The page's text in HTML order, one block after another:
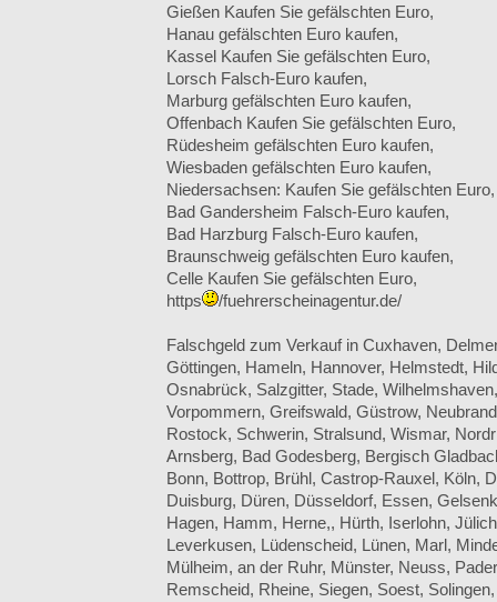
Gießen Kaufen Sie gefälschten Euro,
Hanau gefälschten Euro kaufen,
Kassel Kaufen Sie gefälschten Euro,
Lorsch Falsch-Euro kaufen,
Marburg gefälschten Euro kaufen,
Offenbach Kaufen Sie gefälschten Euro,
Rüdesheim gefälschten Euro kaufen,
Wiesbaden gefälschten Euro kaufen,
Niedersachsen: Kaufen Sie gefälschten Euro,
Bad Gandersheim Falsch-Euro kaufen,
Bad Harzburg Falsch-Euro kaufen,
Braunschweig gefälschten Euro kaufen,
Celle Kaufen Sie gefälschten Euro,
https
/fuehrerscheinagentur.de/
Falschgeld zum Verkauf in Cuxhaven,
Göttingen, Hameln, Hannover, Helmstedt,
Osnabrück, Salzgitter, Stade,
Vorpommern, Greifswald, Güstrow,
Rostock, Schwerin, Stralsund, Wismar,
Arnsberg, Bad Godesberg, Bergisch
Bonn, Bottrop, Brühl, Castrop-Rauxel, Köln,
Duisburg, Düren, Düsseldorf, Essen,
Hagen, Hamm, Herne,, Hürth, Iserlohn,
Leverkusen, Lüdenscheid, Lünen, Marl,
Mülheim, an der Ruhr, Münster, Neuss,
Remscheid, Rheine, Siegen, Soest,